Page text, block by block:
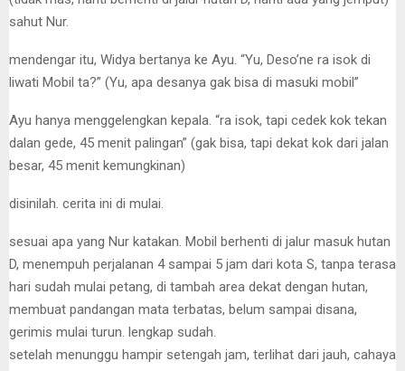
sahut Nur.
mendengar itu, Widya bertanya ke Ayu. “Yu, Deso’ne ra isok di
liwati Mobil ta?” (Yu, apa desanya gak bisa di masuki mobil”
Ayu hanya menggelengkan kepala. “ra isok, tapi cedek kok tekan
dalan gede, 45 menit palingan” (gak bisa, tapi dekat kok dari jalan
besar, 45 menit kemungkinan)
disinilah. cerita ini di mulai.
sesuai apa yang Nur katakan. Mobil berhenti di jalur masuk hutan
D, menempuh perjalanan 4 sampai 5 jam dari kota S, tanpa terasa
hari sudah mulai petang, di tambah area dekat dengan hutan,
membuat pandangan mata terbatas, belum sampai disana,
gerimis mulai turun. lengkap sudah.
setelah menunggu hampir setengah jam, terlihat dari jauh, cahaya